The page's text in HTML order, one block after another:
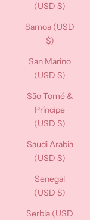
(USD $)
Samoa (USD
$)
San Marino
(USD $)
São Tomé &
Príncipe
(USD $)
Saudi Arabia
(USD $)
Senegal
(USD $)
Serbia (USD